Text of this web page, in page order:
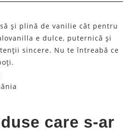
și plină de vanilie cât pentru
e dulce, puternică și
sincere. Nu te întreabă ce
care s-ar